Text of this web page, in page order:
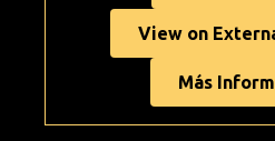
View on
Más